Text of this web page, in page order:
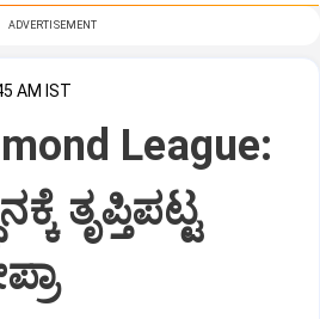
ADVERTISEMENT
AM IST
League:
ತೃಪ್ತಿಪಟ್ಟ